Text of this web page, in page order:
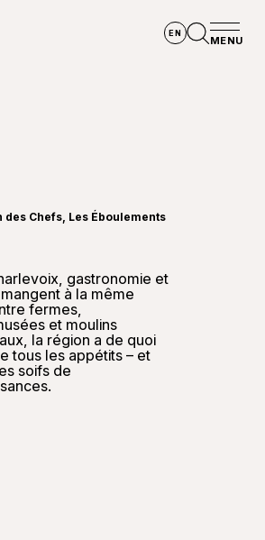
EN
MENU
gastronomie et
à la même
fermes,
et moulins
la région a de quoi
tous les appétits – et
soifs de
des Chefs, Les Éboulements